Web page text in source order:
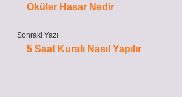
Oküler Hasar Nedir
Sonraki Yazı
5 Saat Kuralı Nasıl Yapılır